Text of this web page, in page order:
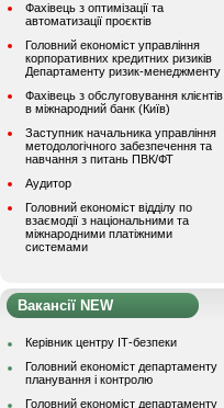
Фахівець з оптимізації та
автоматизації проєктів
Головний економіст управління
корпоративних кредитних ризиків
Департаменту ризик-менеджменту
Фахівець з обслуговування клієнтів
в міжнародний банк (Київ)
Заступник начальника управління
методологічного забезпечення та
навчання з питань ПВК/ФТ
Аудитор
Головний економіст відділу по
взаємодії з національними та
міжнародними платіжними
системами
Вакансії NEW
Керівник центру ІТ-безпеки
Головний економіст департаменту
планування і контролю
Головний економіст департаменту